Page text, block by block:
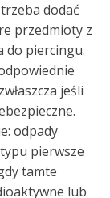
dodać
przedmioty z
do piercingu.
jeśli
odpady
pierwsze
tamte
lub